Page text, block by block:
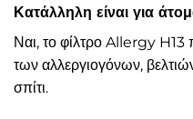
Κατάλληλη είναι για
Ναι, το φίλτρο Allergy
των αλλεργιογόνων,
σπίτι.